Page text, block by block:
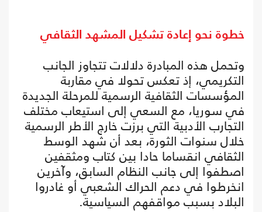
خطوة نحو إعادة تشكيل المشهد الثقافي
وتحمل هذه المبادرة دلالات تتجاوز الجانب
التكريمي، إذ تعكس تحولا في مقاربة
المؤسسات الثقافية الرسمية للمرحلة الجديدة
في سوريا، مع السعي إلى استيعاب مختلف
التجارب الأدبية التي برزت خارج الأطر الرسمية
خلال سنوات الثورة، بعد أن شهد الوسط
الثقافي انقساما حادا بين كتاب ومثقفين
اصطفوا إلى جانب النظام السابق، وآخرين
انخرطوا في دعم الحراك الشعبي أو غادروا
البلاد بسبب مواقفهم السياسية.